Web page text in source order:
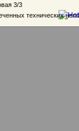
3/3
технических